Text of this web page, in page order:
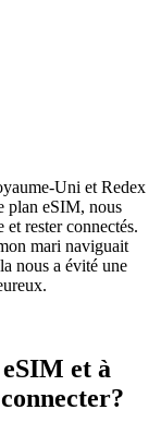
Uni et Redex
plan eSIM, nous
rester connectés.
mari naviguait
nous a évité une
et à